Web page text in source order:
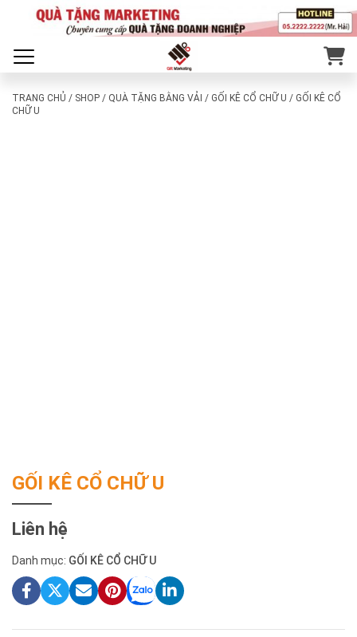
TRANG CHỦ / SHOP / QUÀ TẶNG BẰNG VẢI / GỐI KÊ CỔ CHỮ U / GỐI KÊ CỔ
CHỮ U
GỐI KÊ CỔ CHỮ U
Liên hệ
Danh mục: GỐI KÊ CỔ CHỮ U